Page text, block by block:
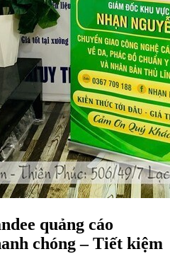
quảng cáo
chóng – Tiết kiệm